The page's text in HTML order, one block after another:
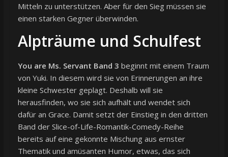
Mitteln zu unterstützen. Aber für den Sieg müssen sie
einen starken Gegner überwinden.
Alpträume und Schulfest
You are Ms. Servant Band 3 beginnt mit einem Traum
von Yuki. In diesem wird sie von Erinnerungen an ihre
kleine Schwester geplagt. Deshalb will sie
herausfinden, wo sie sich aufhält und wendet sich
dafür an Grace. Damit setzt der Einstieg in den dritten
Band der Slice-of-Life-Romantik-Comedy-Reihe
bereits auf eine gekonnte Mischung aus ernster
Thematik und amüsanten Humor, etwas, das sich